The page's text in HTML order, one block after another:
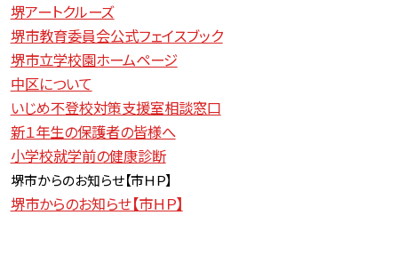
堺アートクルーズ
堺市教育委員会公式フェイスブック
堺市立学校園ホームページ
中区について
いじめ不登校対策支援室相談窓口
新１年生の保護者の皆様へ
小学校就学前の健康診断
堺市からのお知らせ【市ＨＰ】
堺市からのお知らせ【市ＨＰ】